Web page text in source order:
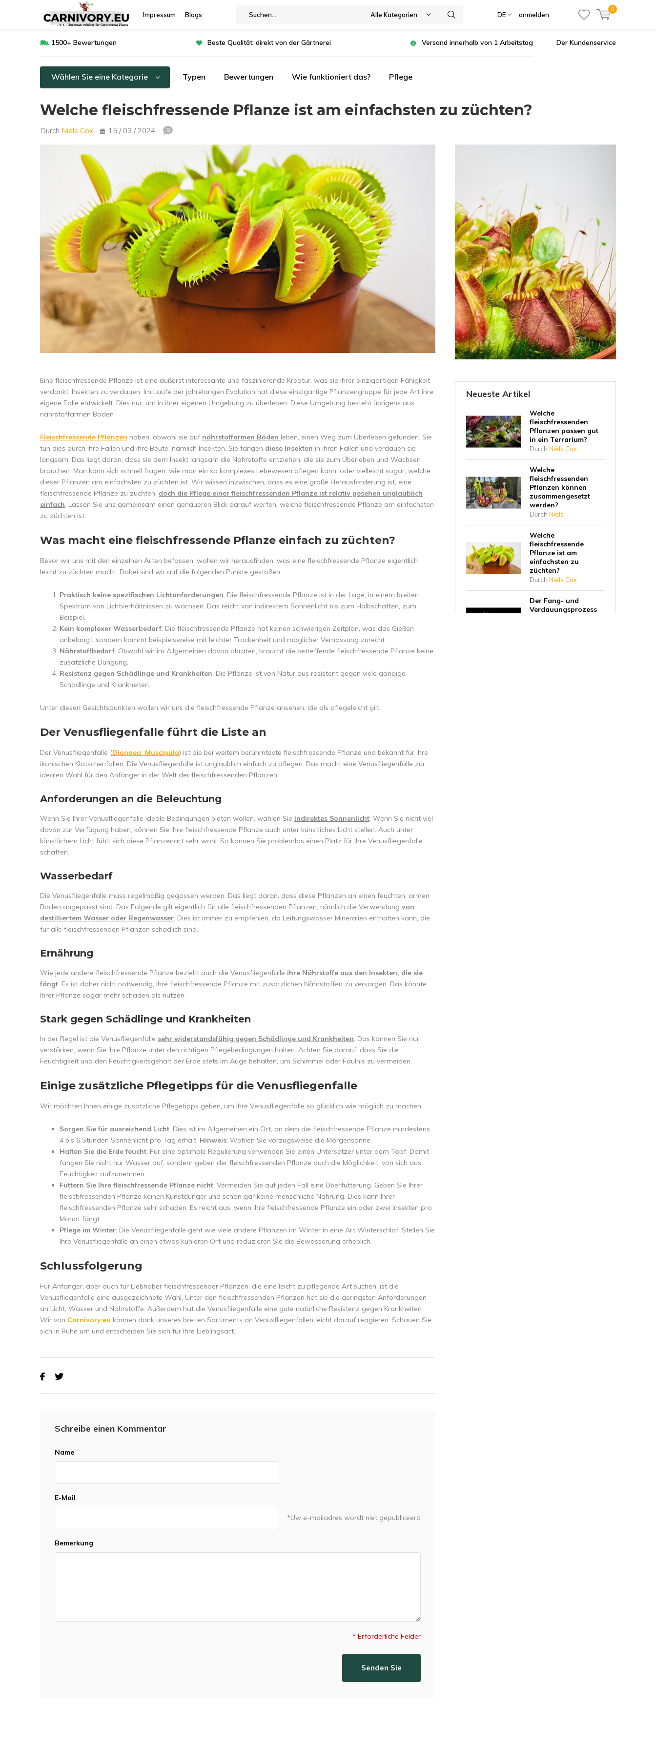
Impressum Blogs Alle Kategorien DE anmelden
0
1500+ Bewertungen Beste Qualität: direkt von der Gärtnerei Versand innerhalb von 1 Arbeitstag Der Kundenservice
Wählen Sie eine Kategorie Typen Bewertungen Wie funktioniert das? Pflege
Welche fleischfressende Pflanze ist am einfachsten zu züchten?
Durch Niels Cox 15 / 03 / 2024 0
Eine fleischfressende Pflanze ist eine äußerst interessante und faszinierende Kreatur, was sie ihrer einzigartigen Fähigkeit
verdankt, Insekten zu verdauen. Im Laufe der jahrelangen Evolution hat diese einzigartige Pflanzengruppe für jede Art ihre
eigene Falle entwickelt. Dies nur, um in ihrer eigenen Umgebung zu überleben. Diese Umgebung besteht übrigens aus
nährstoffarmen Böden
Fleischfressende Pflanzen haben, obwohl sie auf nährstoffarmen Böden leben, einen Weg zum Überleben gefunden. Sie
tun dies durch ihre Fallen und ihre Beute, nämlich Insekten. Sie fangen diese Insekten in ihren Fallen und verdauen sie
langsam. Das liegt daran, dass sie dem Insekt langsam die Nährstoffe entziehen, die sie zum Überleben und Wachsen
brauchen. Man kann sich schnell fragen, wie man ein so komplexes Lebewesen pflegen kann, oder vielleicht sogar, welche
dieser Pflanzen am einfachsten zu züchten ist. Wir wissen inzwischen, dass es eine große Herausforderung ist, eine
fleischfressende Pflanze zu züchten, doch die Pflege einer fleischfressenden Pflanze ist relativ gesehen unglaublich
einfach. Lassen Sie uns gemeinsam einen genaueren Blick darauf werfen, welche fleischfressende Pflanze am einfachsten
zu züchten ist.
Was macht eine fleischfressende Pflanze einfach zu züchten?
Bevor wir uns mit den einzelnen Arten befassen, wollen wir herausfinden, was eine fleischfressende Pflanze eigentlich
leicht zu züchten macht. Dabei sind wir auf die folgenden Punkte gestoßen:
Praktisch keine spezifischen Lichtanforderungen: Die fleischfressende Pflanze ist in der Lage, in einem breiten
Spektrum von Lichtverhältnissen zu wachsen. Das reicht von indirektem Sonnenlicht bis zum Halbschatten, zum
Beispiel.
Kein komplexer Wasserbedarf: Die fleischfressende Pflanze hat keinen schwierigen Zeitplan, was das Gießen
anbelangt, sondern kommt beispielsweise mit leichter Trockenheit und möglicher Vernässung zurecht
Nährstoffbedarf: Obwohl wir im Allgemeinen davon abraten, braucht die betreffende fleischfressende Pflanze keine
zusätzliche Düngung.
Resistenz gegen Schädlinge und Krankheiten: Die Pflanze ist von Natur aus resistent gegen viele gängige
Schädlinge und Krankheiten.
Unter diesen Gesichtspunkten wollen wir uns die fleischfressende Pflanze ansehen, die als pflegeleicht gilt.
Der Venusfliegenfalle führt die Liste an
Der Venusfliegenfalle (Dionaea Muscipula) ist die bei weitem berühmteste fleischfressende Pflanze und bekannt für ihre
ikonischen Klatschenfallen. Die Venusfliegenfalle ist unglaublich einfach zu pflegen. Das macht eine Venusfliegenfalle zur
idealen Wahl für den Anfänger in der Welt der fleischfressenden Pflanzen.
Anforderungen an die Beleuchtung
Wenn Sie Ihrer Venusfliegenfalle ideale Bedingungen bieten wollen, wählen Sie indirektes Sonnenlicht. Wenn Sie nicht viel
davon zur Verfügung haben, können Sie Ihre fleischfressende Pflanze auch unter künstliches Licht stellen. Auch unter
künstlichem Licht fühlt sich diese Pflanzenart sehr wohl. So können Sie problemlos einen Platz für Ihre Venusfliegenfalle
schaffen.
Wasserbedarf
Die Venusfliegenfalle muss regelmäßig gegossen werden. Das liegt daran, dass diese Pflanzen an einen feuchten, armen
Boden angepasst sind. Das Folgende gilt eigentlich für alle fleischfressenden Pflanzen, nämlich die Verwendung von
destilliertem Wasser oder Regenwasser. Dies ist immer zu empfehlen, da Leitungswasser Mineralien enthalten kann, die
für alle fleischfressenden Pflanzen schädlich sind.
Ernährung
Wie jede andere fleischfressende Pflanze bezieht auch die Venusfliegenfalle ihre Nährstoffe aus den Insekten, die sie
fängt. Es ist daher nicht notwendig, Ihre fleischfressende Pflanze mit zusätzlichen Nährstoffen zu versorgen. Das könnte
Ihrer Pflanze sogar mehr schaden als nützen.
Stark gegen Schädlinge und Krankheiten
In der Regel ist die Venusfliegenfalle sehr widerstandsfähig gegen Schädlinge und Krankheiten. Das können Sie nur
verstärken, wenn Sie Ihre Pflanze unter den richtigen Pflegebedingungen halten. Achten Sie darauf, dass Sie die
Feuchtigkeit und den Feuchtigkeitsgehalt der Erde stets im Auge behalten, um Schimmel oder Fäulnis zu vermeiden.
Einige zusätzliche Pflegetipps für die Venusfliegenfalle
Wir möchten Ihnen einige zusätzliche Pflegetipps geben, um Ihre Venusfliegenfalle so glücklich wie möglich zu machen:
Sorgen Sie für ausreichend Licht: Dies ist im Allgemeinen ein Ort, an dem die fleischfressende Pflanze mindestens
4 bis 6 Stunden Sonnenlicht pro Tag erhält. Hinweis: Wählen Sie vorzugsweise die Morgensonne.
Halten Sie die Erde feucht: Für eine optimale Regulierung verwenden Sie einen Untersetzer unter dem Topf. Damit
fangen Sie nicht nur Wasser auf, sondern geben der fleischfressenden Pflanze auch die Möglichkeit, von sich aus
Feuchtigkeit aufzunehmen.
Füttern Sie Ihre fleischfressende Pflanze nicht: Vermeiden Sie auf jeden Fall eine Überfütterung. Geben Sie Ihrer
fleischfressenden Pflanze keinen Kunstdünger und schon gar keine menschliche Nahrung. Dies kann Ihrer
fleischfressenden Pflanze sehr schaden. Es reicht aus, wenn Ihre fleischfressende Pflanze ein oder zwei Insekten pro
Monat fängt.
Pflege im Winter: Die Venusfliegenfalle geht wie viele andere Pflanzen im Winter in eine Art Winterschlaf. Stellen Sie
Ihre Venusfliegenfalle an einen etwas kühleren Ort und reduzieren Sie die Bewässerung erheblich.
Schlussfolgerung
Für Anfänger, aber auch für Liebhaber fleischfressender Pflanzen, die eine leicht zu pflegende Art suchen, ist die
Venusfliegenfalle eine ausgezeichnete Wahl. Unter den fleischfressenden Pflanzen hat sie die geringsten Anforderungen
an Licht, Wasser und Nährstoffe. Außerdem hat die Venusfliegenfalle eine gute natürliche Resistenz gegen Krankheiten.
Wir von Carnivory.eu können dank unseres breiten Sortiments an Venusfliegenfallen leicht darauf reagieren. Schauen Sie
sich in Ruhe um und entscheiden Sie sich für Ihre Lieblingsart.
Schreibe einen Kommentar
Name
E-Mail
*Uw e-mailadres wordt niet gepubliceerd
Bemerkung
* Erforderliche Felder
Senden Sie
Neueste Artikel
Welche
fleischfressenden
Pflanzen passen gut
in ein Terrarium?
Durch Niels Cox
Welche
fleischfressenden
Pflanzen können
zusammengesetzt
werden?
Durch Niels
Welche
fleischfressende
Pflanze ist am
einfachsten zu
züchten?
Durch Niels Cox
Der Fang- und
Verdauungsprozess